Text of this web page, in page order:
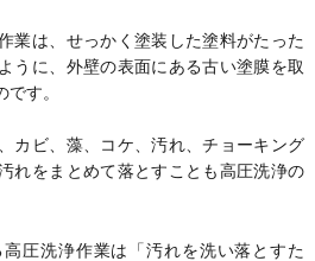
業は、せっかく塗装した塗料がたった
うに、外壁の表面にある古い塗膜を取
す。
カビ、藻、コケ、汚れ、チョーキング
れをまとめて落とすことも高圧洗浄の
圧洗浄作業は「汚れを洗い落とすた